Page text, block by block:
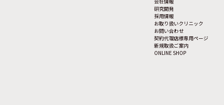
研究開発
採用情報
お取り扱いクリニック
お問い合わせ
契約代理店様専用ページ
新規取扱ご案内
ONLINE SHOP